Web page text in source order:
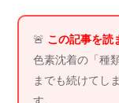
🚨 この記事を読
色素沈着の「種
までも続けてしま